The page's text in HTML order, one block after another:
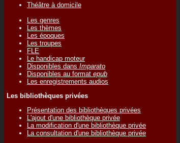
Théâtre à domicile
Les genres
Les thèmes
Les époques
Les troupes
FLE
Le handicap moteur
Disponibles dans Imparato
Disponibles au format epub
Les enregistrements audios
Les bibliothèques privées
Présentation des bibliothèques privées
L'ajout d'une bibliothèque privée
La modification d'une bibliothèque privée
La consultation d'une bibliothèque privée